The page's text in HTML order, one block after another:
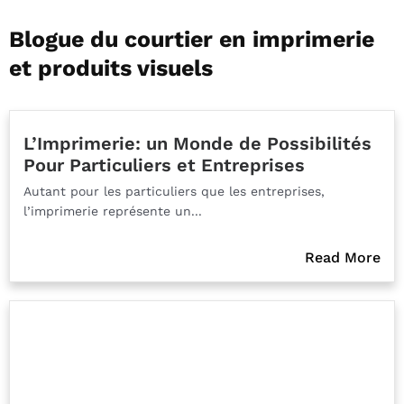
Blogue du courtier en imprimerie
et produits visuels
L’Imprimerie: un Monde de Possibilités
Pour Particuliers et Entreprises
Autant pour les particuliers que les entreprises,
l’imprimerie représente un...
Read More